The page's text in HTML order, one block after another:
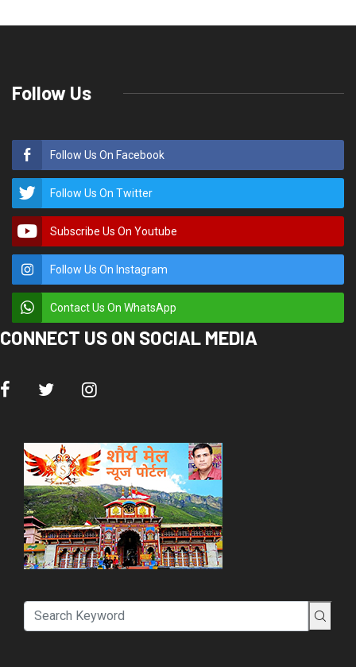
Follow Us
Follow Us On Facebook
Follow Us On Twitter
Subscribe Us On Youtube
Follow Us On Instagram
Contact Us On WhatsApp
CONNECT US ON SOCIAL MEDIA